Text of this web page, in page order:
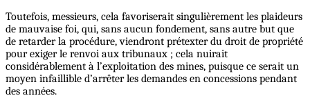
Toutefois, messieurs, cela favoriserait singulièrement les plaideurs
de mauvaise foi, qui, sans aucun fondement, sans autre but que
de retarder la procédure, viendront prétexter du droit de propriété
pour exiger le renvoi aux tribunaux ; cela nuirait
considérablement à l’exploitation des mines, puisque ce serait un
moyen infaillible d’arrêter les demandes en concessions pendant
des années.